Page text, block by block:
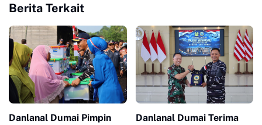
Berita Terkait
Danlanal Dumai Pimpin
Danlanal Dumai Terima